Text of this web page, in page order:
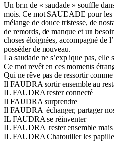
Un brin de « saudade » souffle
mois. Ce mot SAUDADE pour les
mélange de douce tristesse, de
de remords, de manque et un
choses éloignées, accompagné de
posséder de nouveau.
La saudade ne s’explique pas, elle
Ce mot revêt en ces moments
Qui ne rêve pas de ressortir comme
Il FAUDRA sortir ensemble au
IL FAUDRA rester connecté
Il FAUDRA surprendre
Il FAUDRA échanger, partager
IL FAUDRA se réinventer
IL FAUDRA rester ensemble
IL FAUDRA Chatouiller les